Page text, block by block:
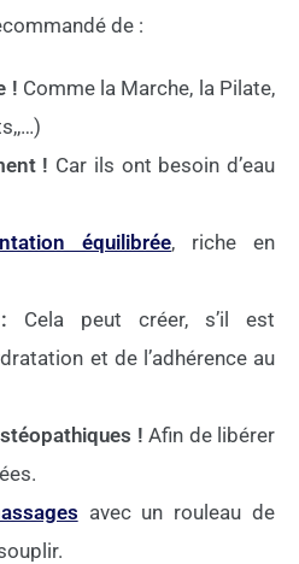
de :
! Comme la Marche, la Pilate,
! Car ils ont besoin d’eau
équilibrée, riche en
Cela peut créer, s’il est
et de l’adhérence au
!Afin de libérer
avec un rouleau de